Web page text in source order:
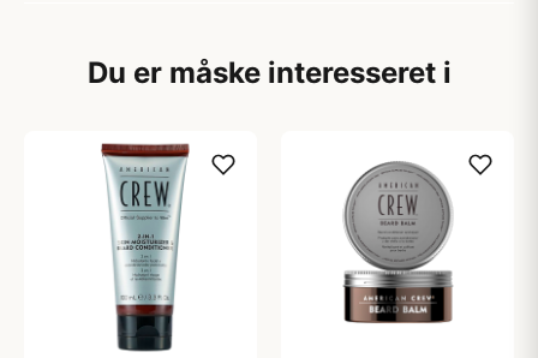
Du er måske interesseret i